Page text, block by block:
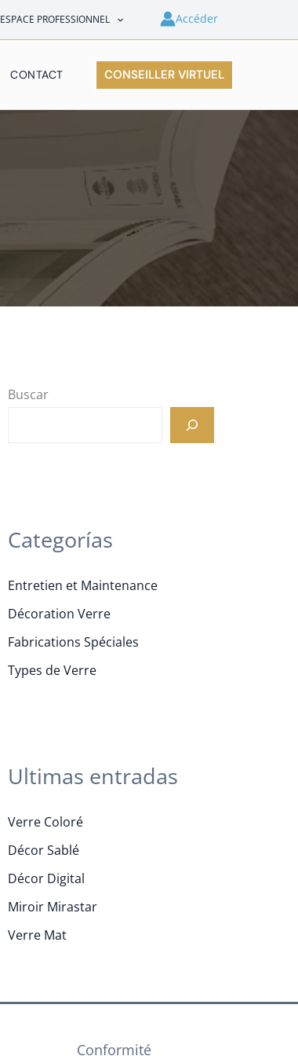
ESPACE PROFESSIONNEL Accéder
CONTACT CONSEILLER VIRTUEL
Buscar
Categorías
Entretien et Maintenance
Décoration Verre
Fabrications Spéciales
Types de Verre
Ultimas entradas
Verre Coloré
Décor Sablé
Décor Digital
Miroir Mirastar
Verre Mat
Conformité